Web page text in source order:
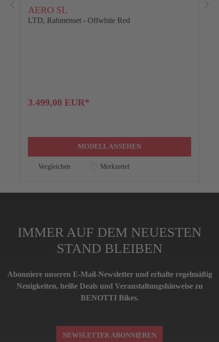
AERO SL
LTD, Rahmenset - Offwhite Red
3.499,00 EUR*
MODELL ANSEHEN
Vergleichen Merkzettel
IMMER AUF DEM NEUESTEN
STAND BLEIBEN
Abonniere unseren E-Mail-Newsletter und erhalte regelmäßig
Neuigkeiten, heiße Deals und Veranstaltungshinweise zu
BENOTTI Bikes.
NEWSLETTER ABONNIEREN